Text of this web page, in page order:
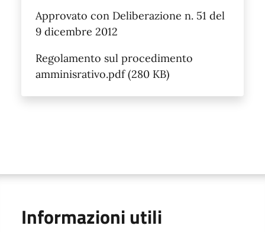
Approvato con Deliberazione n. 51 del
9 dicembre 2012
Regolamento sul procedimento
amminisrativo.pdf (280 KB)
Informazioni utili